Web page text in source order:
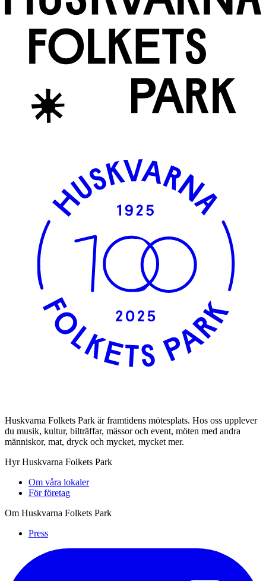
Huskvarna Folkets Park är framtidens mötesplats. Hos oss upplever
du musik, kultur, bilträffar, mässor och event, möten med andra
människor, mat, dryck och mycket, mycket mer.
Hyr Huskvarna Folkets Park
Om våra lokaler
För företag
Om Huskvarna Folkets Park
Press